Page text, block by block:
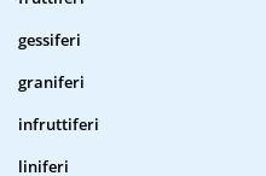
gessiferi
graniferi
infruttiferi
liniferi